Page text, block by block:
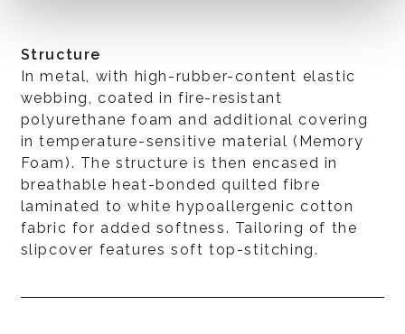
Structure
In metal, with high-rubber-content elastic
webbing, coated in fire-resistant
polyurethane foam and additional covering
in temperature-sensitive material (Memory
Foam). The structure is then encased in
breathable heat-bonded quilted fibre
laminated to white hypoallergenic cotton
fabric for added softness. Tailoring of the
slipcover features soft top-stitching.